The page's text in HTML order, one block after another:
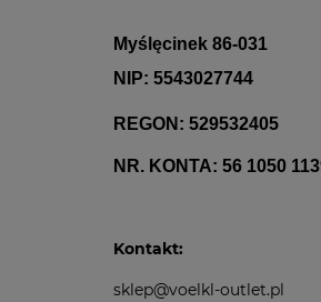
Myślęcinek 86-031
NIP: 5543027744
REGON: 529532405
NR. KONTA: 56 1050
Kontakt:
sklep@voelkl-outlet.pl